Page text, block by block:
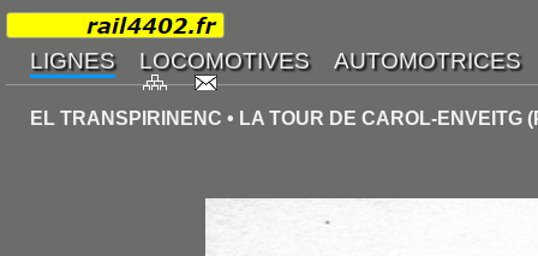
EL TRANSPIRINENC • LA TOUR DE CAROL-ENVEITG